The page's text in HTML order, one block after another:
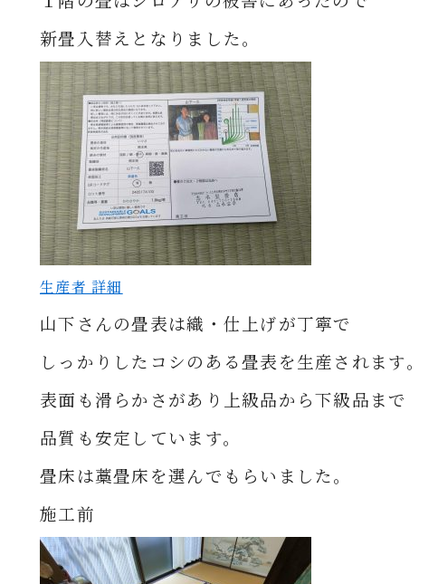
新畳入替えとなりました。
生産者 詳細
山下さんの畳表は織・仕上げが丁寧で
しっかりしたコシのある畳表を生産されます。
表面も滑らかさがあり上級品から下級品まで
品質も安定しています。
畳床は藁畳床を選んでもらいました。
施工前